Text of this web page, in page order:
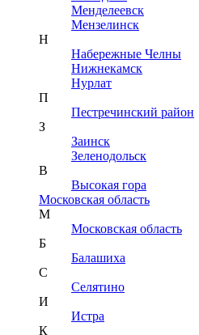
Менделеевск
Мензелинск
Н
Набережные Челны
Нижнекамск
Нурлат
П
Пестречинский район
З
Заинск
Зеленодольск
В
Высокая гора
Московская область
М
Московская область
Б
Балашиха
С
Селятино
И
Истра
К